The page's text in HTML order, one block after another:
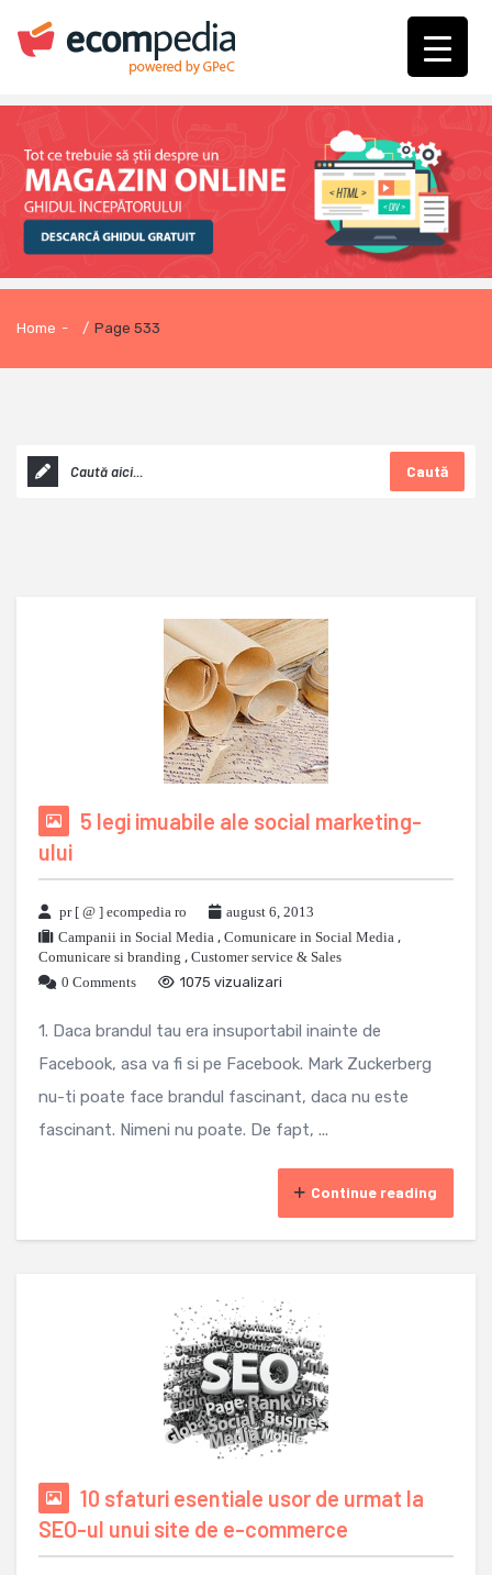
Home - / Page 533
Caută
5 legi imuabile ale social marketing-
ului
pr [ @ ] ecompedia ro
august 6, 2013
Campanii in Social Media , Comunicare in Social Media ,
Comunicare si branding , Customer service & Sales
0 Comments
1075 vizualizari
1. Daca brandul tau era insuportabil inainte de
Facebook, asa va fi si pe Facebook. Mark Zuckerberg
nu-ti poate face brandul fascinant, daca nu este
fascinant. Nimeni nu poate. De fapt, ...
Continue reading
10 sfaturi esentiale usor de urmat la
SEO-ul unui site de e-commerce